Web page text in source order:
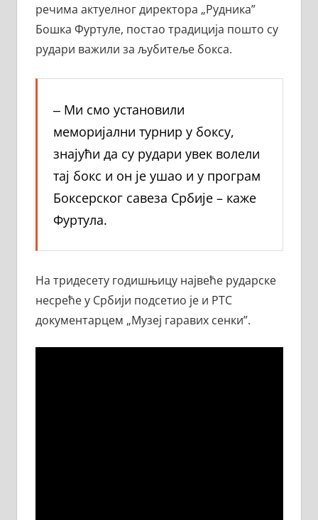
речима актуелног директора „Рудника”
Бошка Фуртуле, постао традиција пошто су
рудари важили за љубитеље бокса.
‒ Ми смо установили
меморијални турнир у боксу,
знајући да су рудари увек волели
тај бокс и он је ушао и у програм
Боксерског савеза Србије – каже
Фуртула.
На тридесету годишњицу највеће рударске
несреће у Србији подсетио је и РТС
документарцем „Музеј гаравих сенки”.